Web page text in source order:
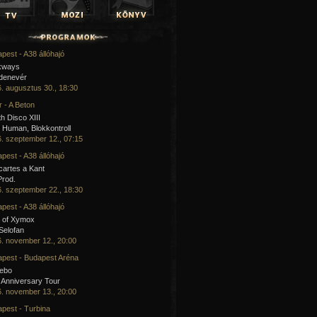
- A38 állóhajó
augusztus 30., 18:30
- A Beton
Disco XIII
Human, Blokkontroll
szeptember 12., 07:15
- A38 állóhajó
a Kant
szeptember 22., 18:30
- A38 állóhajó
of Xymox
november 12., 20:00
- Budapest Aréna
Anniversary Tour
november 13., 20:00
- Turbina